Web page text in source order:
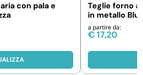
con pala e
Teglie forno
in metallo Blu
Pz
a partire da:
€17,20